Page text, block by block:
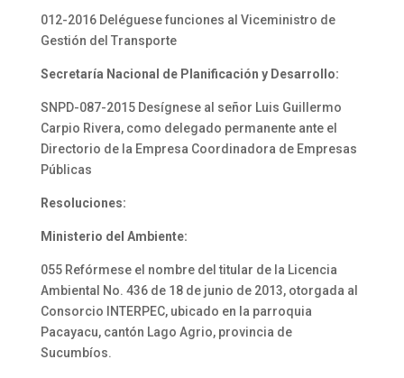
012-2016 Deléguese funciones al Viceministro de
Gestión del Transporte
Secretaría Nacional de Planificación y Desarrollo:
SNPD-087-2015 Desígnese al señor Luis Guillermo
Carpio Rivera, como delegado permanente ante el
Directorio de la Empresa Coordinadora de Empresas
Públicas
Resoluciones:
Ministerio del Ambiente:
055 Refórmese el nombre del titular de la Licencia
Ambiental No. 436 de 18 de junio de 2013, otorgada al
Consorcio INTERPEC, ubicado en la parroquia
Pacayacu, cantón Lago Agrio, provincia de
Sucumbíos.